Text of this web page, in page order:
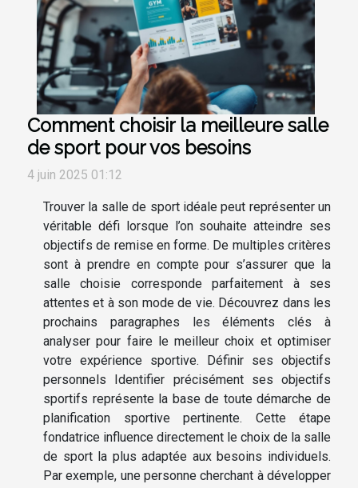
Comment choisir la meilleure salle
de sport pour vos besoins
4 juin 2025 01:12
Trouver la salle de sport idéale peut représenter un
véritable défi lorsque l’on souhaite atteindre ses
objectifs de remise en forme. De multiples critères
sont à prendre en compte pour s’assurer que la
salle choisie corresponde parfaitement à ses
attentes et à son mode de vie. Découvrez dans les
prochains paragraphes les éléments clés à
analyser pour faire le meilleur choix et optimiser
votre expérience sportive. Définir ses objectifs
personnels Identifier précisément ses objectifs
sportifs représente la base de toute démarche de
planification sportive pertinente. Cette étape
fondatrice influence directement le choix de la salle
de sport la plus adaptée aux besoins individuels.
Par exemple, une personne cherchant à développer